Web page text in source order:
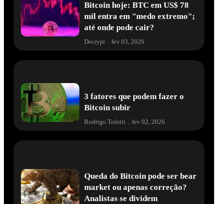
Bitcoin hoje: BTC em US$ 78
mil entra em "medo extremo";
até onde pode cair?
Decrypt . fev 03, 2026
3 fatores que podem fazer o
Bitcoin subir
Rodrigo Tolotti fev 02, 2026
Queda do Bitcoin pode ser bear
market ou apenas correção?
Analistas se dividem